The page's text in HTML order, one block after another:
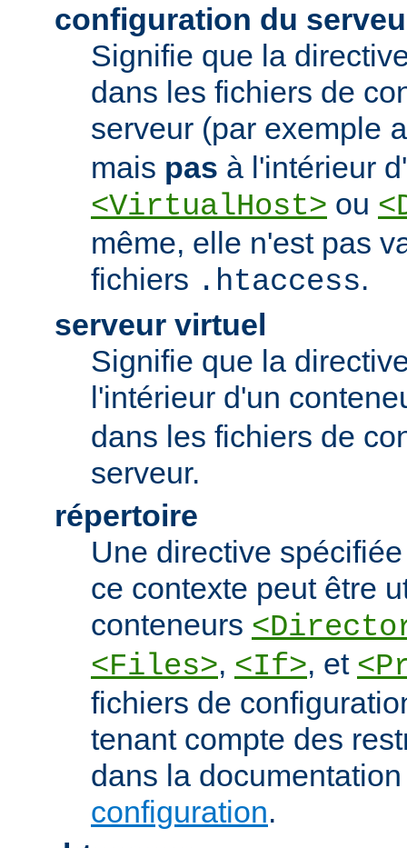
configuration du
Signifie que la
dans les fichiers de
serveur (par exemple
mais pas à l'intérieur
<VirtualHost> ou
même, elle n'est pas
fichiers .htaccess.
serveur virtuel
Signifie que la
l'intérieur d'un
dans les fichiers de
serveur.
répertoire
Une directive
ce contexte peut être
conteneurs
<Files>, <If>, et
fichiers de
tenant compte des
dans la
configuration.